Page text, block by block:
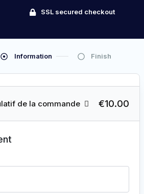
SSL secured checkout
Information Finish
de la commande €10.00